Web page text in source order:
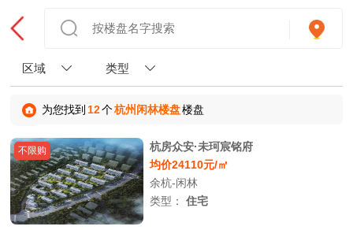
区域 类型
为您找到 12个杭州闲林楼盘楼盘
不限购
杭房众安·未珂宸铭府
均价24110元/㎡
余杭-闲林
类型：住宅